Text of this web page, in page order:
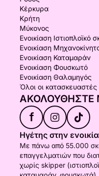
Κέρκυρα
Κρήτη
Μύκονος
Ενοικίαση Ιστιοπλοϊκό
Ενοικίαση
Ενοικίαση Καταμαράν
Ενοικίαση Φουσκωτό
Ενοικίαση Θαλαμηγός
Όλοι οι κατασκευαστές
ΑΚΟΛΟΥΘΉΣΤΕ
f
Ηγέτης στην
Με πάνω από 55.000
επαγγελματιών που
χωρίς skipper